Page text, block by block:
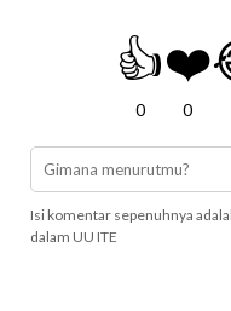
👍
0
❤️
0
Isi komentar sepenuhnya
dalam UU ITE